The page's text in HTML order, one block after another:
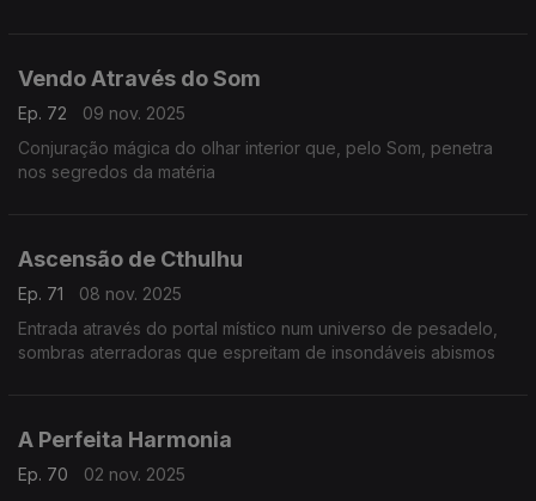
Vendo Através do Som
Ep. 72
09 nov. 2025
Conjuração mágica do olhar interior que, pelo Som, penetra
nos segredos da matéria
Ascensão de Cthulhu
Ep. 71
08 nov. 2025
Entrada através do portal místico num universo de pesadelo,
sombras aterradoras que espreitam de insondáveis abismos
A Perfeita Harmonia
Ep. 70
02 nov. 2025